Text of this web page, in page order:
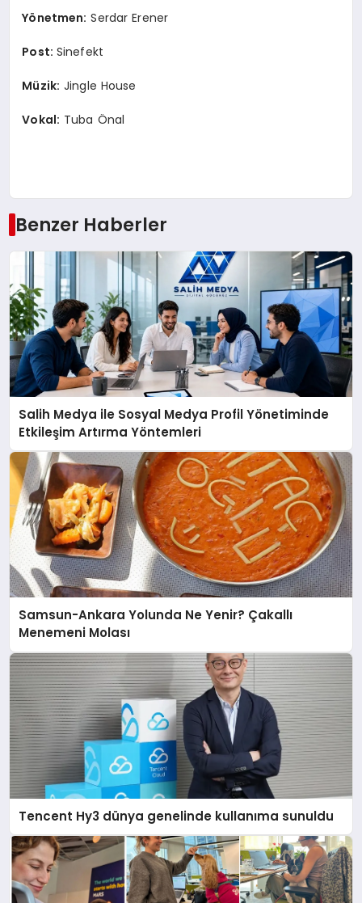
Yönetmen: Serdar Erener
Post: Sinefekt
Müzik: Jingle House
Vokal: Tuba Önal
Benzer Haberler
Salih Medya ile Sosyal Medya Profil Yönetiminde
Etkileşim Artırma Yöntemleri
Samsun-Ankara Yolunda Ne Yenir? Çakallı
Menemeni Molası
Tencent Hy3 dünya genelinde kullanıma sunuldu